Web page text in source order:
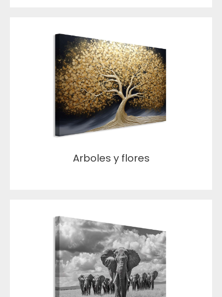
Arboles y flores